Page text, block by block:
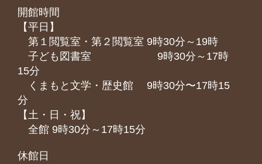
開館時間
【平日】
第１閲覧室・第２閲覧室 9時30分～19時
子ども図書室 9時30分～17時
15分
くまもと⽂学・歴史館 9時30分〜17時15
分
【土・日・祝】
全館 9時30分～17時15分
休館日